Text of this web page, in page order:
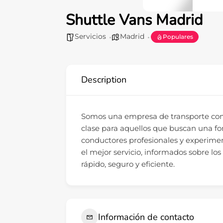
Shuttle Vans Madrid
Servicios Madrid Populares
Description
Somos una empresa de transporte
clase para aquellos que buscan una
conductores profesionales y
el mejor servicio, informados sobre
rápido, seguro y eficiente.
Información de contacto